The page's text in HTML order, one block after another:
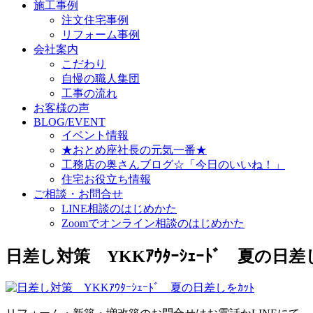
施工事例
注文住宅事例
リフォーム事例
会社案内
こだわり
自慢の職人集団
工事の流れ
お客様の声
BLOG/EVENT
イベント情報
★おとめ座社長の元気一番★
工務店の奥さんブログ☆「今日のいいね！」
住宅お役立ち情報
ご相談・お問合せ
LINE相談のはじめかた
Zoomでオンライン相談のはじめかた
日差し対策 YKKｱｳﾀｰｼｪｰﾄﾞ 夏の日差